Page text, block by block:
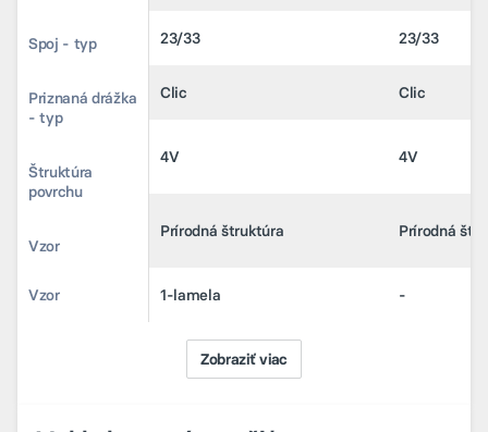
Trieda záťaže 23/33 23/33
Spoj - typ Clic Clic
- typ
4V 4V
povrchu
Prírodná štruktúra Prírodná
Vzor 1-lamela -
Spoj - typ Clic Clic
Priznaná drážka
- typ
Štruktúra
povrchu
Vzor
Zobraziť viac